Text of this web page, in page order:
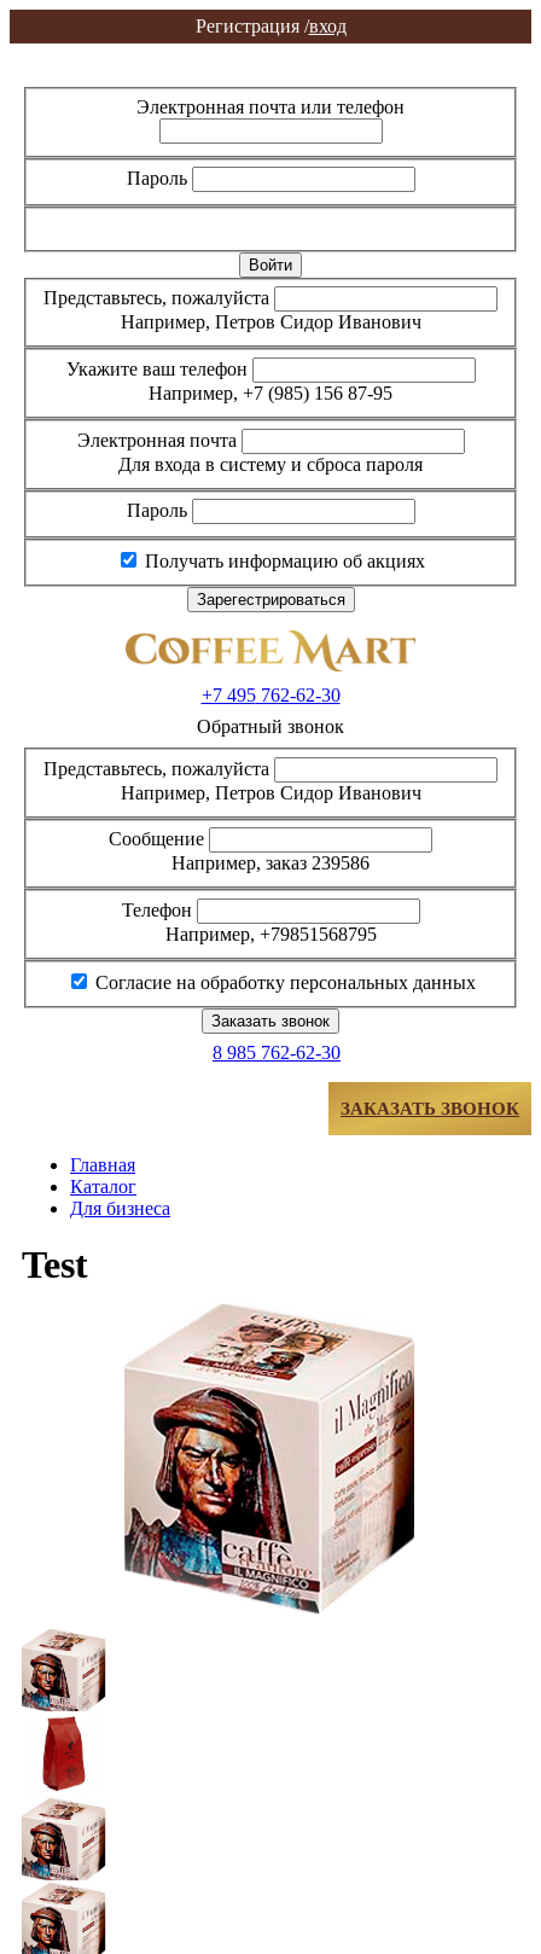
Регистрация /вход
Электронная почта или телефон
Пароль
Представьтесь, пожалуйста
Например, Петров Сидор Иванович
Укажите ваш телефон
Например, +7 (985) 156 87-95
Электронная почта
Для входа в систему и сброса пароля
Пароль
Получать информацию об акциях
+7 495762-62-30
Обратный звонок
Представьтесь, пожалуйста
Например, Петров Сидор Иванович
Сообщение
Например, заказ 239586
Телефон
Например, +79851568795
Согласие на обработку персональных данных
8 985 762-62-30
ЗАКАЗАТЬ ЗВОНОК
Главная
Каталог
Для бизнеса
Test